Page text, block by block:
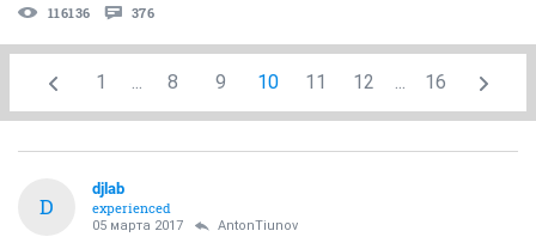
116136 376
1 ... 8 9 10 11 12 ... 16
D
djlab
experienced
05 марта 2017 AntonTiunov